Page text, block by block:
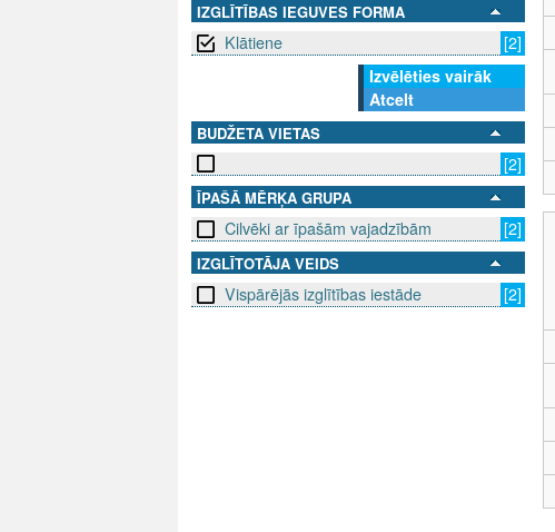
IZGLĪTĪBAS IEGUVES FORMA
Klātiene
[2]
Izvēlēties vairāk
Atcelt
BUDŽETA VIETAS
[2]
ĪPAŠĀ MĒRĶA GRUPA
Cilvēki ar īpašām vajadzībām [2]
IZGLĪTOTĀJA VEIDS
Vispārējās izglītības iestāde [2]